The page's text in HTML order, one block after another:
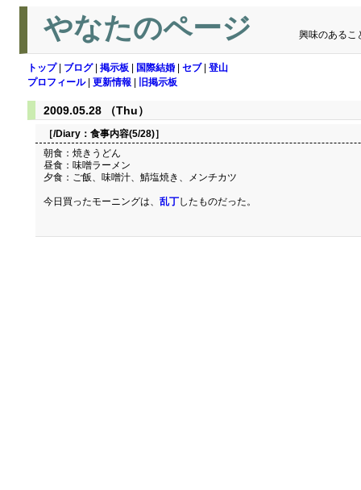
やなたのページ 興味のあるこ
トップ| ブログ| 掲示板 国際結婚 セブ| 登山
プロフィール| 更新情報 旧掲示板
2009.05.28 （Thu）
［/Diary： 食事内容(5/28)］
朝食：焼きうどん
昼食：味噌ラーメン
夕食：ご飯、味噌汁、鯖塩焼き、メンチカツ
今日買ったモーニングは、 乱丁したものだった。